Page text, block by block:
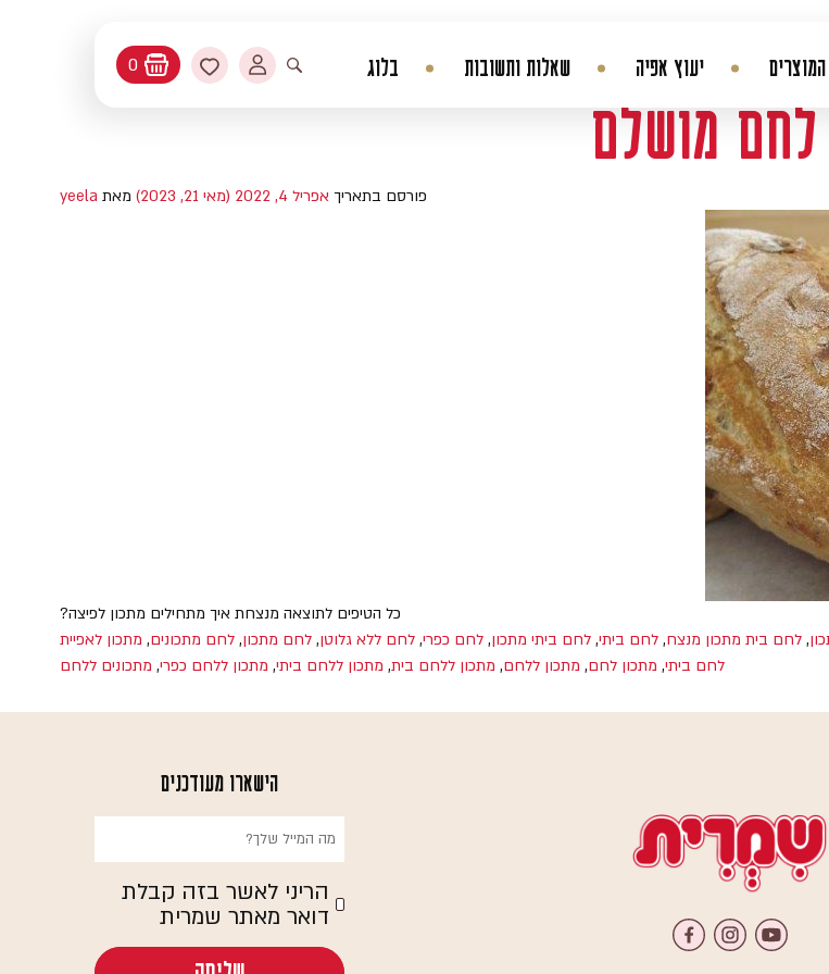
יעוץ אפיה שאלות ותשובות בלוג פתיחת חיפוש
החשבון שלי
היסטורית הזמנות עדכן סיסמה
מועדפים
עגלת קניות
0
מושלם
פורסם בתאריך אפריל 4, 2022 (מאי 21, 2023) מאת yeela
כל הטיפים לתוצאה מנצחת איך מתחילים מתכון לפיצה?
, לחם בית מתכון מנצח, לחם ביתי, לחם ביתי מתכון, לחם כפרי, לחם ללא גלוטן, לחם מתכון, לחם מתכונים, מתכון לאפיית
לחם ביתי, מתכון לחם, מתכון ללחם, מתכון ללחם בית, מתכון ללחם ביתי, מתכון ללחם כפרי, מתכונים ללחם
הישארו מעודכנים
הריני לאשר בזה קבלת
דואר מאתר שמרית